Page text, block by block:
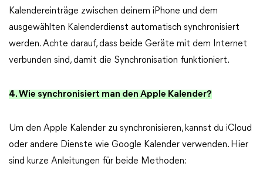
Kalendereinträge zwischen deinem iPhone und dem
ausgewählten Kalenderdienst automatisch synchronisiert
werden. Achte darauf, dass beide Geräte mit dem Internet
verbunden sind, damit die Synchronisation funktioniert.
4. Wie synchronisiert man den Apple Kalender?
Um den Apple Kalender zu synchronisieren, kannst du iCloud
oder andere Dienste wie Google Kalender verwenden. Hier
sind kurze Anleitungen für beide Methoden: